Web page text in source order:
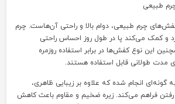
طبیعی
چرم طبیعی، دوام بالا و راحتی آن‌هاست. چرم
و کمک می‌کند پا در طول روز احساس راحتی
این نوع کفش‌ها در برابر استفاده روزمره
مدت طولانی قابل استفاده هستند.
زیره به گونه‌ای انجام شده که علاوه بر زیبایی ظاهری،
رفتن فراهم می‌کند. زیره ضخیم و مقاوم باعث کاهش